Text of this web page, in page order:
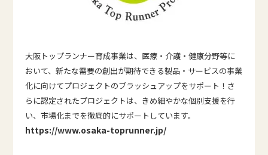
大阪トップランナー育成事業は、医療・介護・健康分野等に
おいて、新たな需要の創出が期待できる製品・サービスの事業
化に向けてプロジェクトのブラッシュアップをサポート！さ
らに認定されたプロジェクトは、きめ細やかな個別支援を行
い、市場化までを徹底的にサポートしています。
https://www.osaka-toprunner.jp/